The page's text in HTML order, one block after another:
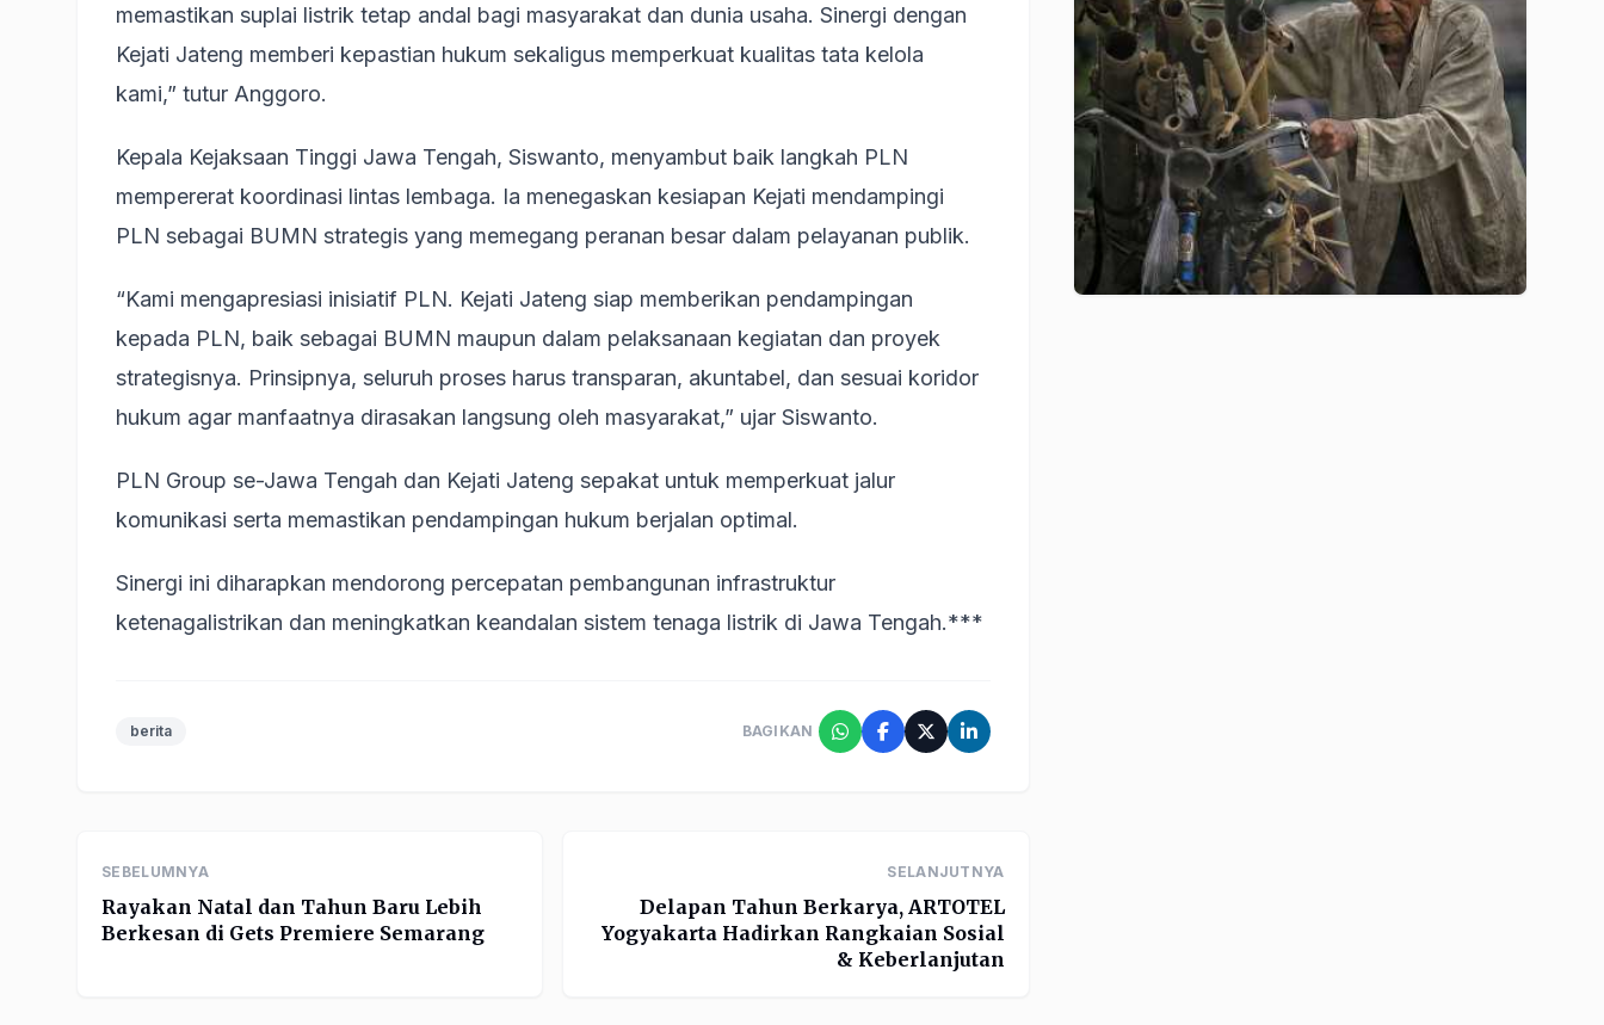
memastikan suplai listrik tetap andal bagi masyarakat dan dunia usaha. Sinergi dengan
Kejati Jateng memberi kepastian hukum sekaligus memperkuat kualitas tata kelola
kami,” tutur Anggoro.
Kepala Kejaksaan Tinggi Jawa Tengah, Siswanto, menyambut baik langkah PLN
mempererat koordinasi lintas lembaga. Ia menegaskan kesiapan Kejati mendampingi
PLN sebagai BUMN strategis yang memegang peranan besar dalam pelayanan publik.
“Kami mengapresiasi inisiatif PLN. Kejati Jateng siap memberikan pendampingan
kepada PLN, baik sebagai BUMN maupun dalam pelaksanaan kegiatan dan proyek
strategisnya. Prinsipnya, seluruh proses harus transparan, akuntabel, dan sesuai koridor
hukum agar manfaatnya dirasakan langsung oleh masyarakat,” ujar Siswanto.
PLN Group se-Jawa Tengah dan Kejati Jateng sepakat untuk memperkuat jalur
komunikasi serta memastikan pendampingan hukum berjalan optimal.
Sinergi ini diharapkan mendorong percepatan pembangunan infrastruktur
ketenagalistrikan dan meningkatkan keandalan sistem tenaga listrik di Jawa Tengah.***
berita BAGIKAN
SEBELUMNYA
Rayakan Natal dan Tahun Baru Lebih
Berkesan di Gets Premiere Semarang
SELANJUTNYA
Delapan Tahun Berkarya, ARTOTEL
Yogyakarta Hadirkan Rangkaian Sosial
& Keberlanjutan